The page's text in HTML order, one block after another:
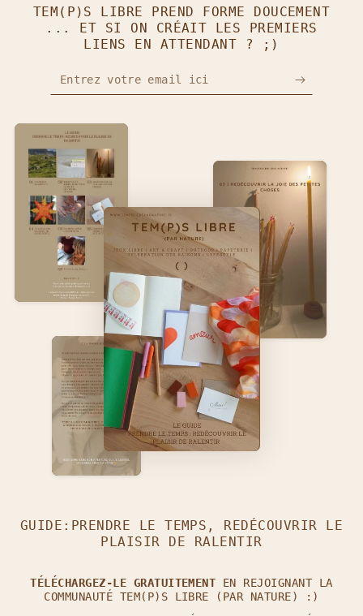
TEM(P)S LIBRE PREND FORME DOUCEMENT
... ET SI ON CRÉAIT LES PREMIERS
LIENS EN ATTENDANT ? ;)
Entrez votre email ici
GUIDE:PRENDRE LE TEMPS, REDÉCOUVRIR LE
PLAISIR DE RALENTIR
TÉLÉCHARGEZ-LE GRATUITEMENT EN REJOIGNANT LA
COMMUNAUTÉ TEM(P)S LIBRE (PAR NATURE) :)
REJOINS L'AVENTURE TEM(P)S LIBRE (PAR